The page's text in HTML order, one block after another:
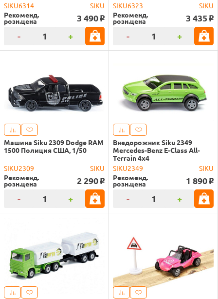
SIKU6314
SIKU
Рекоменд.
розн.цена 3 490 o
- +
SIKU6323
SIKU
Рекоменд.
розн.цена 3 435 o
- +
Машина Siku 2309 Dodge RAM
1500 Полиция США, 1/50
SIKU2309
SIKU
Рекоменд.
розн.цена 2 290 o
- +
Внедорожник Siku 2349
Mercedes-Benz E-Class All-
Terrain 4x4
SIKU2349
SIKU
Рекоменд.
розн.цена 1 890 o
- +